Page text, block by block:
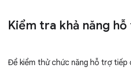
Kiểm tra khả năng
Để kiểm thử chức năng hỗ trợ tiếp